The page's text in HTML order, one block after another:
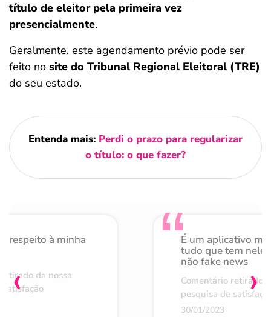
título de eleitor pela primeira vez
presencialmente.
Geralmente, este agendamento prévio pode ser
feito no site do Tribunal Regional Eleitoral (TRE)
do seu estado.
Entenda mais: Perdi o prazo para regularizar
o título: o que fazer?
respeito à minha
da nossa
É um aplicativo
tudo que tem nele
não fake news
Comentário retirado
pesquisa de
30/01/2023
‹ ›